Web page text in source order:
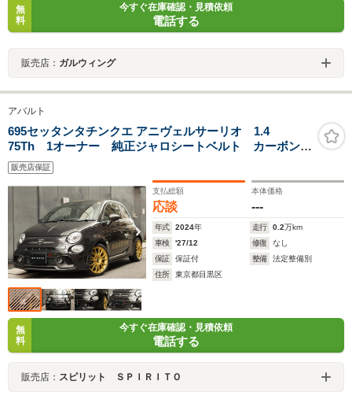
無
料
今すぐ在庫確認・見積依頼
電話する
販売店： ガルウィング
アバルト
695セッタンタチンクエ アニヴェルサーリオ 1.4
75Th 1オーナー 純正ジャロシートベルト カーボンイ
ンテリア カーボンステアリング 可変バルブマフラー
リモコン付き
販売店保証
支払総額
応談
本体価格
---
年式 2024年 走行 0.2万km
車検
'27/12 修復
なし
保証
保証付 整備
法定整備別
住所
東京都目黒区
無
料
今すぐ在庫確認・見積依頼
電話する
販売店： スピリット ＳＰＩＲＩＴＯ